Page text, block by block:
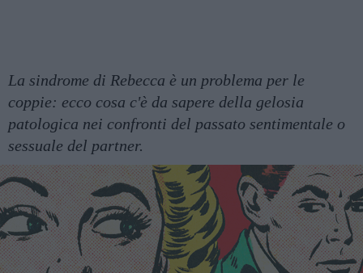
La sindrome di Rebecca è un problema per le
coppie: ecco cosa c'è da sapere della gelosia
patologica nei confronti del passato sentimentale o
sessuale del partner.